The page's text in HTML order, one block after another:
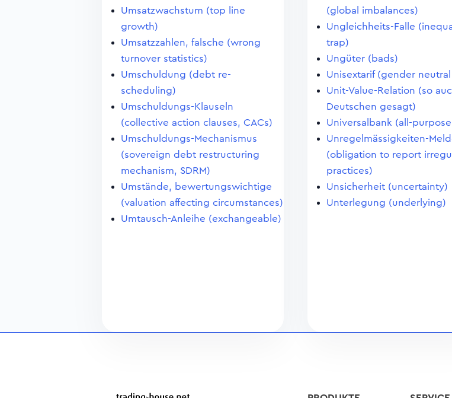
Umsatzwachstum (top line
growth)
Umsatzzahlen, falsche (wrong
turnover statistics)
Umschuldung (debt re-
scheduling)
Umschuldungs-Klauseln
(collective action clauses, CACs)
Umschuldungs-Mechanismus
(sovereign debt restructuring
mechanism, SDRM)
Umstände, bewertungswichtige
(valuation affecting circumstances)
Umtausch-Anleihe (exchangeable)
(global imbalances)
Ungleichheits-Falle
trap)
Ungüter (bads)
Unisextarif (gender
Unit-Value-Relation (so
Deutschen gesagt)
Universalbank (all-
Unregelmässigkeiten-
(obligation to report
practices)
Unsicherheit (uncertainty)
Unterlegung (underlying)